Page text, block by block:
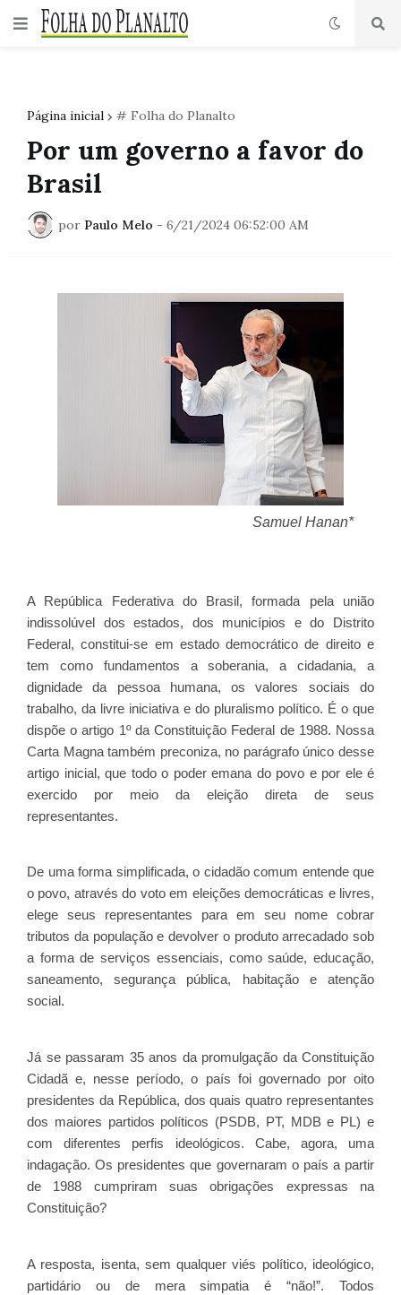
Página inicial # Folha do Planalto
Por um governo a favor do
Brasil
por Paulo Melo - 6/21/2024 06:52:00 AM
Samuel Hanan*
A República Federativa do Brasil, formada pela união
indissolúvel dos estados, dos municípios e do Distrito
Federal, constitui-se em estado democrático de direito e
tem como fundamentos a soberania, a cidadania, a
dignidade da pessoa humana, os valores sociais do
trabalho, da livre iniciativa e do pluralismo político. É o que
dispõe o artigo 1º da Constituição Federal de 1988. Nossa
Carta Magna também preconiza, no parágrafo único desse
artigo inicial, que todo o poder emana do povo e por ele é
exercido por meio da eleição direta de seus
representantes.
De uma forma simplificada, o cidadão comum entende que
o povo, através do voto em eleições democráticas e livres,
elege seus representantes para em seu nome cobrar
tributos da população e devolver o produto arrecadado sob
a forma de serviços essenciais, como saúde, educação,
saneamento, segurança pública, habitação e atenção
social.
Já se passaram 35 anos da promulgação da Constituição
Cidadã e, nesse período, o país foi governado por oito
presidentes da República, dos quais quatro representantes
dos maiores partidos políticos (PSDB, PT, MDB e PL) e
com diferentes perfis ideológicos. Cabe, agora, uma
indagação. Os presidentes que governaram o país a partir
de 1988 cumpriram suas obrigações expressas na
Constituição?
A resposta, isenta, sem qualquer viés político, ideológico,
partidário ou de mera simpatia é “não!”. Todos